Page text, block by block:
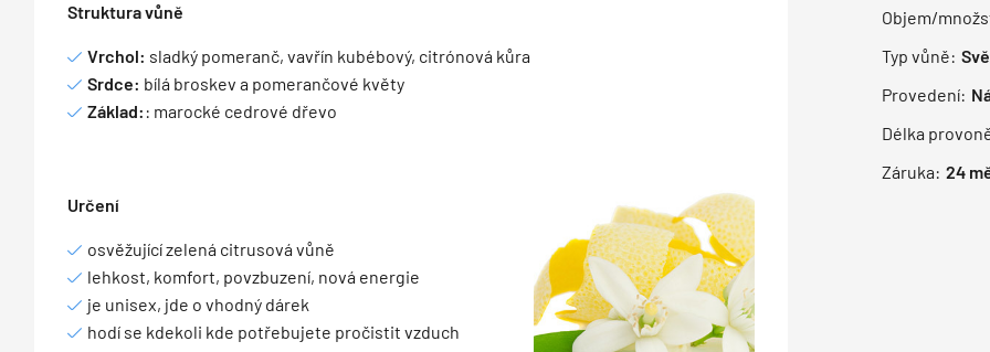
Struktura vůně
Vrchol: sladký pomeranč, vavřín kubébový, citrónová kůra
Srdce: bílá broskev a pomerančové květy
Základ: : marocké cedrové dřevo
Určení
osvěžující zelená citrusová vůně
lehkost, komfort, povzbuzení, nová energie
je unisex, jde o vhodný dárek
hodí se kdekoli kde potřebujete pročistit vzduch
Objem/
Typ vůně:
Provedení:
Délka
Záruka: 24